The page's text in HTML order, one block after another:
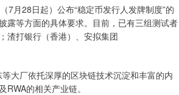
月28日起）公布“稳定币发行人发牌制度”的
露等方面的具体要求。目前，已有三组测试者
渣打银行（香港）、安拟集团
大厂依托深厚的区块链技术沉淀和丰富的内
的相关产业链。